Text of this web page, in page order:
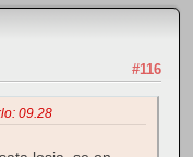
#116
09.28